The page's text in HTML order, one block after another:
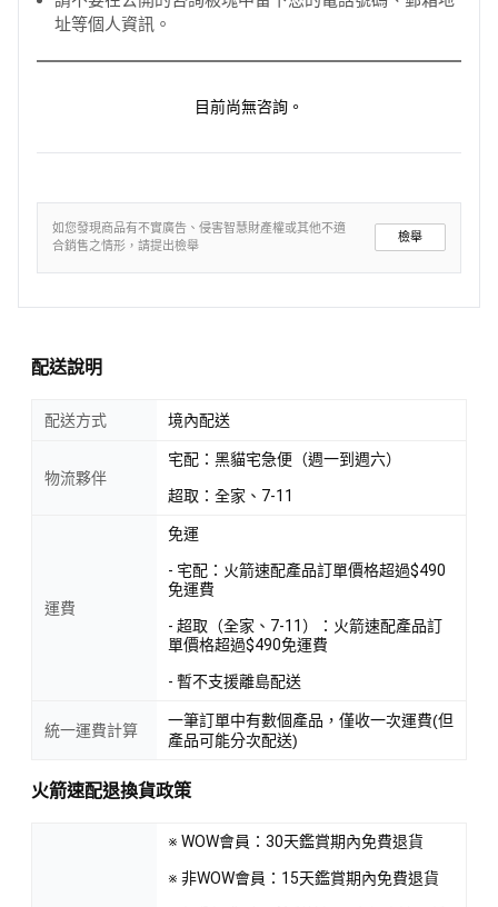
址等個人資訊。
目前尚無咨詢。
如您發現商品有不實廣告、侵害智慧財產權或其他不適
合銷售之情形，請提出檢舉
檢舉
配送說明
配送方式 境內配送
物流夥伴
宅配：黑貓宅急便（週一到週六）
超取：全家、7-11
運費
免運
- 宅配：火箭速配產品訂單價格超過$490
免運費
- 超取（全家、7-11）：火箭速配產品訂
單價格超過$490免運費
- 暫不支援離島配送
統一運費計算
一筆訂單中有數個產品，僅收一次運費(但
產品可能分次配送)
火箭速配退換貨政策
※ WOW會員：30天鑑賞期內免費退貨
※ 非WOW會員：15天鑑賞期內免費退貨